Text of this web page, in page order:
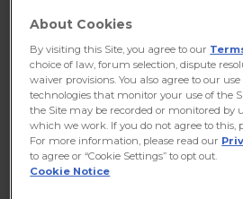
Actualizar
Actualización masiva
Actualización
About Cookies
By visiting this Site, you agree to our
choice of law, forum selection, dispute
waiver provisions. You also agree to our
technologies that monitor your use of the
the Site may be recorded or monitored by
which we work. If you do not agree to this,
For more information, please read our
to agree or “Cookie Settings” to opt out.
Cookie Notice